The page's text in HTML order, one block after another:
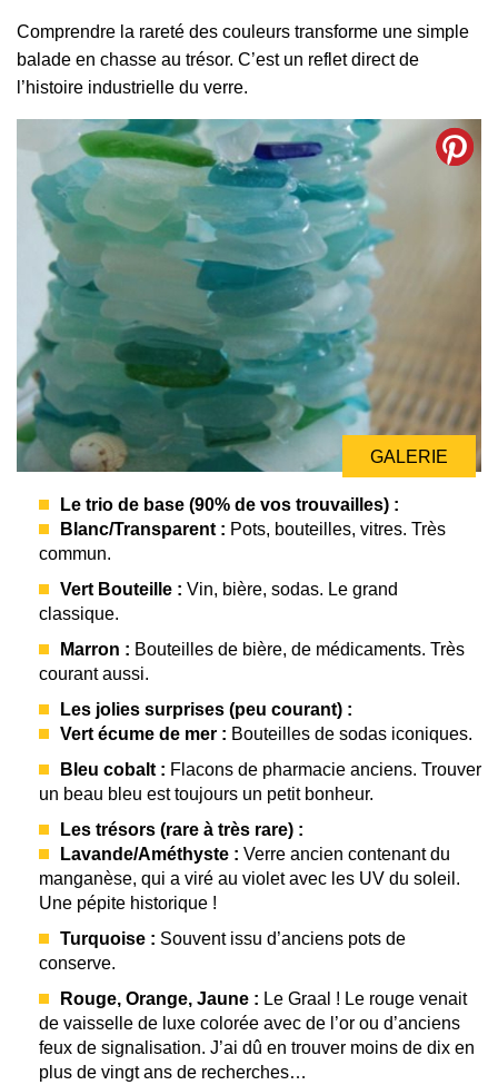
Comprendre la rareté des couleurs transforme une simple
balade en chasse au trésor. C’est un reflet direct de
l’histoire industrielle du verre.
GALERIE
Le trio de base (90% de vos trouvailles) :
Blanc/Transparent : Pots, bouteilles, vitres. Très
commun.
Vert Bouteille : Vin, bière, sodas. Le grand
classique.
Marron : Bouteilles de bière, de médicaments. Très
courant aussi.
Les jolies surprises (peu courant) :
Vert écume de mer : Bouteilles de sodas iconiques.
Bleu cobalt : Flacons de pharmacie anciens. Trouver
un beau bleu est toujours un petit bonheur.
Les trésors (rare à très rare) :
Lavande/Améthyste : Verre ancien contenant du
manganèse, qui a viré au violet avec les UV du soleil.
Une pépite historique !
Turquoise : Souvent issu d’anciens pots de
conserve.
Rouge, Orange, Jaune : Le Graal ! Le rouge venait
de vaisselle de luxe colorée avec de l’or ou d’anciens
feux de signalisation. J’ai dû en trouver moins de dix en
plus de vingt ans de recherches…